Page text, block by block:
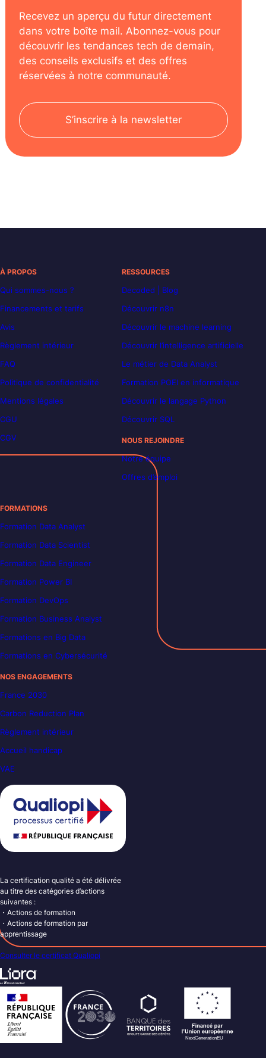
Recevez un aperçu du futur directement
dans votre boîte mail. Abonnez-vous pour
découvrir les tendances tech de demain,
des conseils exclusifs et des offres
réservées à notre communauté.
S’inscrire à la newsletter
À PROPOS
Qui sommes-nous ?
Financements et tarifs
Avis
Règlement intérieur
FAQ
Politique de confidentialité
Mentions légales
CGU
CGV
RESSOURCES
Decoded | Blog
Découvrir n8n
Découvrir le machine learning
Découvrir l’intelligence artificielle
Le métier de Data Analyst
Formation POEI en informatique
Découvrir le langage Python
Découvrir SQL
NOUS REJOINDRE
Notre équipe
Offres d’emploi
FORMATIONS
Formation Data Analyst
Formation Data Scientist
Formation Data Engineer
Formation Power BI
Formation DevOps
Formation Business Analyst
Formations en Big Data
Formations en Cybersécurité
NOS ENGAGEMENTS
France 2030
Carbon Reduction Plan
Règlement intérieur
Accueil handicap
VAE
La certification qualité a été délivrée
au titre des catégories d’actions
suivantes :
・Actions de formation
・Actions de formation par
apprentissage
Consulter le certificat Qualiopi